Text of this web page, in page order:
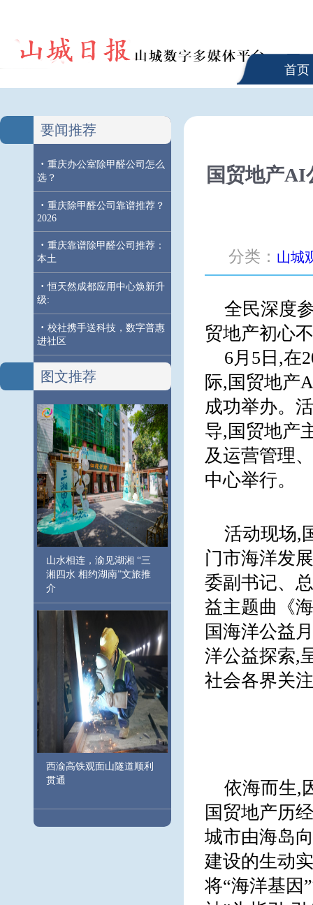
首页
要闻推荐
· 重庆办公室除甲醛公司怎么
选？
· 重庆除甲醛公司靠谱推荐？
2026
· 重庆靠谱除甲醛公司推荐：
本土
· 恒天然成都应用中心焕新升
级:
· 校社携手送科技，数字普惠
进社区
图文推荐
山水相连，渝见湖湘 “三
湘四水 相约湖南”文旅推
介
西渝高铁观面山隧道顺利
贯通
国贸地产AI
分类： 山城
全民深度
贸地产初心
6月5日,在
际,国贸地产
成功举办。
导,国贸地产
及运营管理
中心举行。
活动现场,
门市海洋发
委副书记、
益主题曲《
国海洋公益
洋公益探索,
社会各界关
依海而生,
国贸地产历
城市由海岛
建设的生动
将“海洋基因